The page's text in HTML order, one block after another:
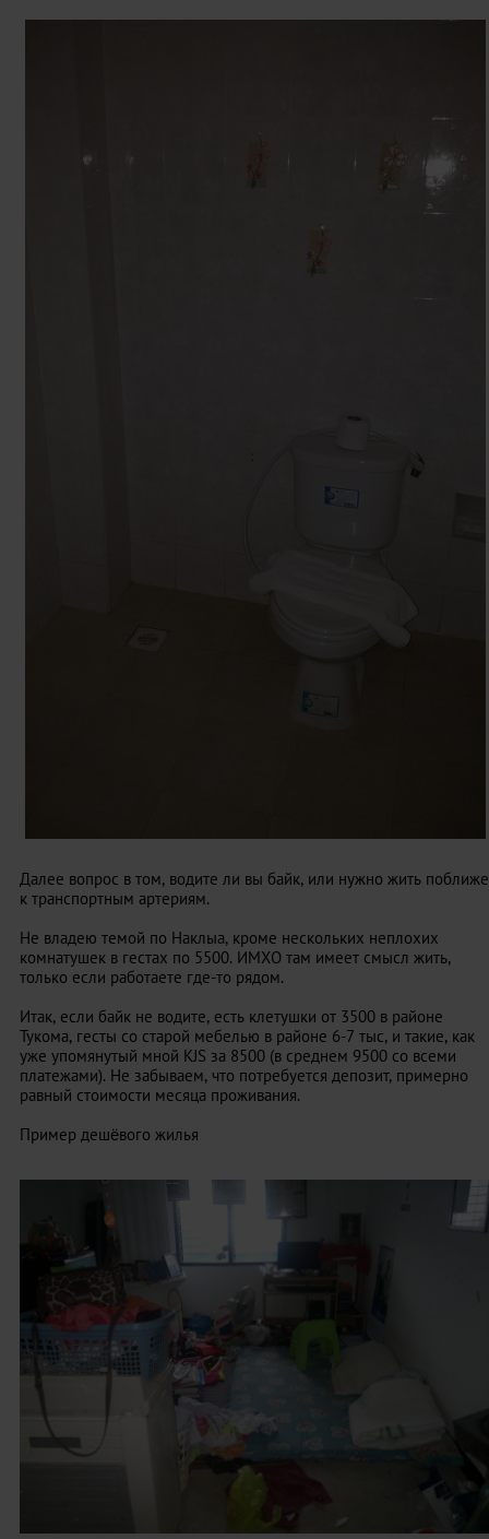
Далее вопрос в том, водите ли вы байк, или нужно жить поближе
к транспортным артериям.
Не владею темой по Наклыа, кроме нескольких неплохих
комнатушек в гестах по 5500. ИМХО там имеет смысл жить,
только если работаете где-то рядом.
Итак, если байк не водите, есть клетушки от 3500 в районе
Тукома, гесты со старой мебелью в районе 6-7 тыс, и такие, как
уже упомянутый мной KJS за 8500 (в среднем 9500 со всеми
платежами). Не забываем, что потребуется депозит, примерно
равный стоимости месяца проживания.
Пример дешёвого жилья